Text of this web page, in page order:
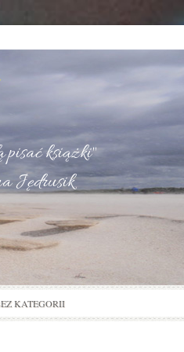
pisać książki"
Jędrusik
KATEGORII